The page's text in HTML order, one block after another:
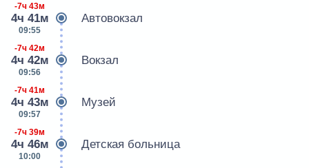
-7ч 43м
4ч 41м
09:55
Автовокзал
-7ч 42м
4ч 42м
09:56
Вокзал
-7ч 41м
4ч 43м
09:57
Музей
-7ч 39м
4ч 46м
10:00
Детская больница